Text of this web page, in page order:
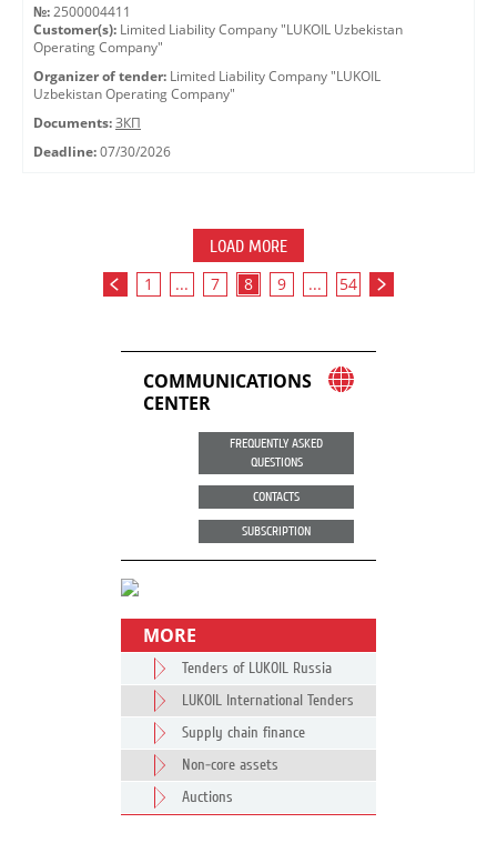
№: 2500004411
Customer(s): Limited Liability Company "LUKOIL Uzbekistan
Operating Company"
Organizer of tender: Limited Liability Company "LUKOIL
Uzbekistan Operating Company"
Documents: ЗКП
Deadline: 07/30/2026
LOAD MORE
1 ... 7 8 9 ... 54
COMMUNICATIONS
CENTER
FREQUENTLY ASKED
QUESTIONS
CONTACTS
SUBSCRIPTION
MORE
Tenders of LUKOIL Russia
LUKOIL International Tenders
Supply chain finance
Non-core assets
Auctions